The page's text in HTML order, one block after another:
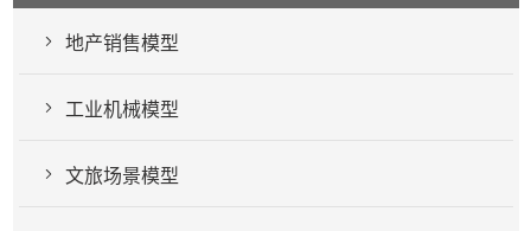
地产销售模型
工业机械模型
文旅场景模型